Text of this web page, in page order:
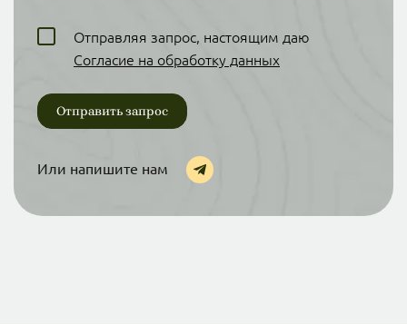
Отправляя запрос, настоящим даю
Согласие на обработку данных
Или напишите нам